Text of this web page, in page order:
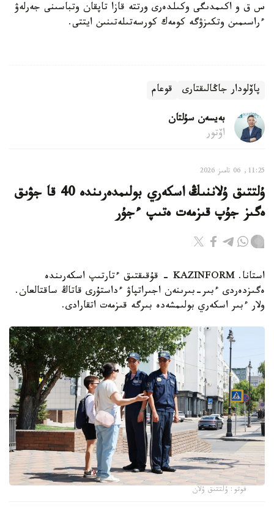
س ق و اكىمدىگى وكىلدەرى ورتتە قازا تاپقان وتباسىنى جەرلەۋ
ءراسىمىن وتكىزۋگە كومەك كورسەتىلەتىنىن ايتتى.
پاۆلودار جاڭالىقتارى قوعام
بەيسەن سۇلتان
اۆتور
11:25, 06 تامىز 2026
ۇلتتىق ۇلاننىڭ اسكەري بولىمدەرىندە 40 قا جۋىق
ەگىز جۇپ قىزمەت ەتىپ ءجۇر
استانا. KAZINFORM - قۇقىقتىق ءتارتىپ اسكەرىندە
ەگىزدەردى ءبىر-بىرىنەن اجىراتپاۋ ءداستۇرى قاتاڭ ساقتالعان.
ولار ءبىر اسكەري بولىمشەدە بىرگە قىزمەت اتقارادى.
فوتو: ۇلتتىق ۇلان